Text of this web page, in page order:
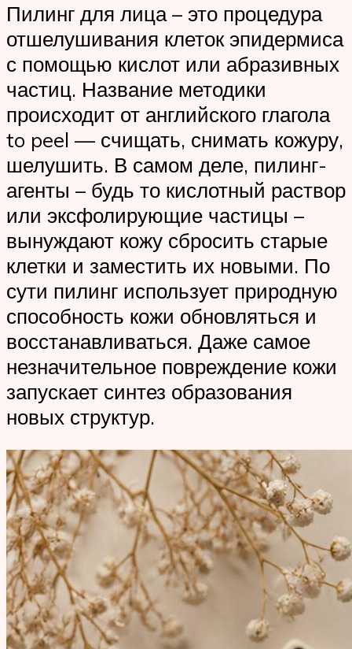
Пилинг для лица – это процедура
отшелушивания клеток эпидермиса
с помощью кислот или абразивных
частиц. Название методики
происходит от английского глагола
to peel — счищать, снимать кожуру,
шелушить. В самом деле, пилинг-
агенты – будь то кислотный раствор
или эксфолирующие частицы –
вынуждают кожу сбросить старые
клетки и заместить их новыми. По
сути пилинг использует природную
способность кожи обновляться и
восстанавливаться. Даже самое
незначительное повреждение кожи
запускает синтез образования
новых структур.